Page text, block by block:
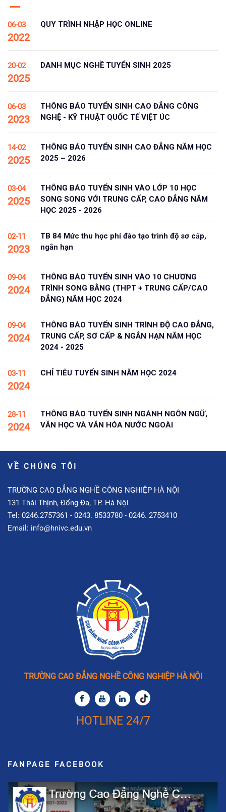
06-03
2022
QUY TRÌNH NHẬP HỌC ONLINE
20-02
2025
DANH MỤC NGHỀ TUYỂN SINH 2025
06-03
2023
THÔNG BÁO TUYỂN SINH CAO ĐẲNG CÔNG
NGHỆ - KỸ THUẬT QUỐC TẾ VIỆT ÚC
14-02
2025
THÔNG BÁO TUYỂN SINH CAO ĐẲNG NĂM HỌC
2025 – 2026
03-04
2025
THÔNG BÁO TUYỂN SINH VÀO LỚP 10 HỌC
SONG SONG VỚI TRUNG CẤP, CAO ĐẲNG NĂM
HỌC 2025 - 2026
02-11
2023
TB 84 Mức thu học phí đào tạo trình độ sơ cấp,
ngắn hạn
09-04
2024
THÔNG BÁO TUYỂN SINH VÀO 10 CHƯƠNG
TRÌNH SONG BẰNG (THPT + TRUNG CẤP/CAO
ĐẲNG) NĂM HỌC 2024
09-04
2024
THÔNG BÁO TUYỂN SINH TRÌNH ĐỘ CAO ĐẲNG,
TRUNG CẤP, SƠ CẤP & NGẮN HẠN NĂM HỌC
2024 - 2025
03-11
2024
CHỈ TIÊU TUYỂN SINH NĂM HỌC 2024
28-11
2024
THÔNG BÁO TUYỂN SINH NGÀNH NGÔN NGỮ,
VĂN HỌC VÀ VĂN HÓA NƯỚC NGOÀI
VỀ CHÚNG TÔI
TRƯỜNG CAO ĐẲNG NGHỀ CÔNG NGHIỆP HÀ NỘI
131 Thái Thịnh, Đống Đa, TP. Hà Nội
Tel: 0246.2757361 - 0243. 8533780 - 0246. 2753410
Email: info@hnivc.edu.vn
TRƯỜNG CAO ĐẲNG NGHỀ CÔNG NGHIỆP HÀ NỘI
HOTLINE 24/7
FANPAGE FACEBOOK